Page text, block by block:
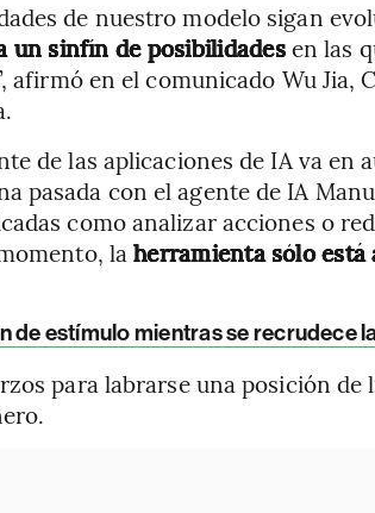
de nuestro modelo sigan
un sinfín de posibilidadesen las
afirmó en el comunicado Wu Jia,
de las aplicaciones de IA va en
pasada con el agente de IA
como analizar acciones o
laherramienta sólo está
de estímulo mientras se recrudece
para labrarse una posición